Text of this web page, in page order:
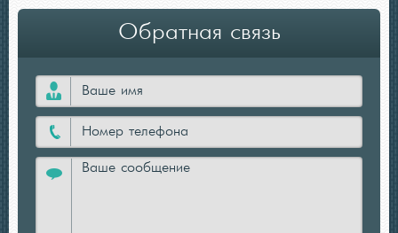
Обратная связь